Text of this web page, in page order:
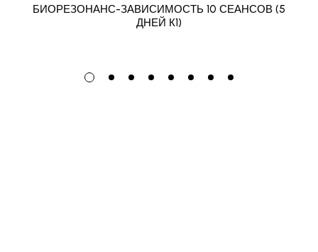
БИОРЕЗОНАНС-ЗАВИСИМОСТЬ 10 СЕАНСОВ (5
ДНЕЙ К1)